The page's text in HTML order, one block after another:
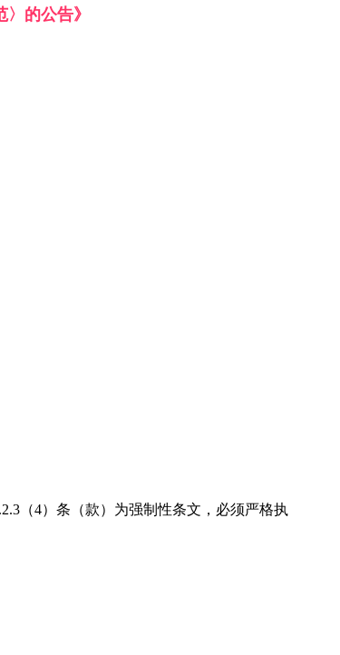
的公告》
（4）条（款）为强制性条文，必须严格执